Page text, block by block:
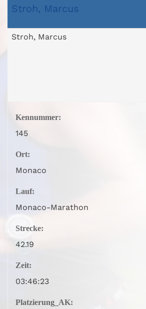
Stroh, Marcus
Stroh, Marcus
Kennummer:
145
Ort:
Monaco
Lauf:
Monaco-Marathon
Strecke:
42.19
Zeit:
03:46:23
Platzierung_AK: